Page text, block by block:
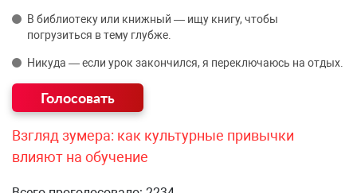
В библиотеку или книжный — ищу книгу, чтобы
погрузиться в тему глубже.
Никуда — если урок закончился, я переключаюсь на отдых.
Взгляд зумера: как культурные привычки
влияют на обучение